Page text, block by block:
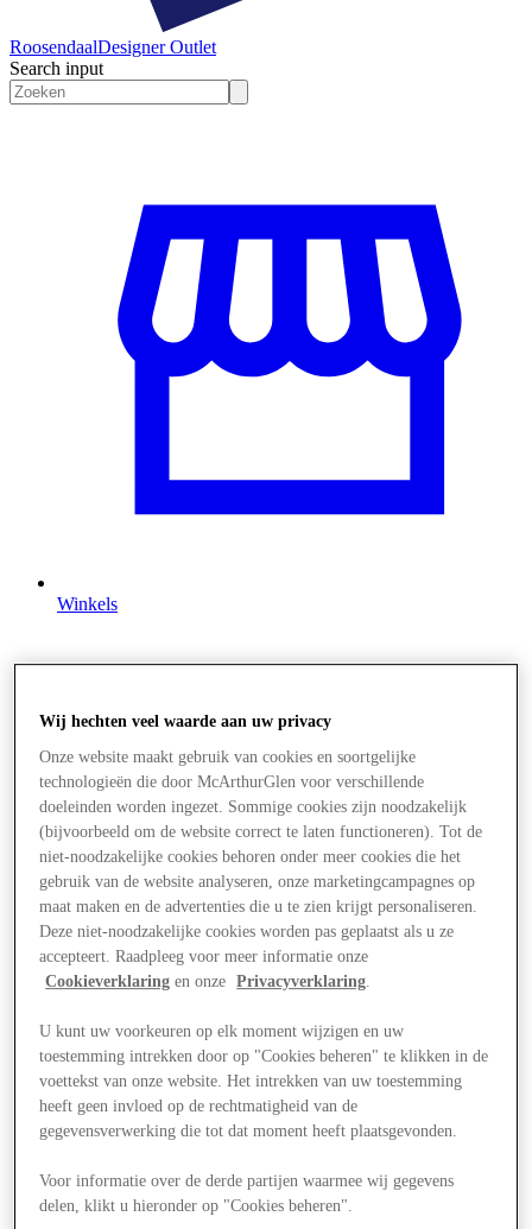
RoosendaalDesigner Outlet
Search input
Winkels
Aanbiedingen
Wij hechten veel waarde aan uw privacy
Onze website maakt gebruik van cookies en soortgelijke
technologieën die door McArthurGlen voor verschillende
doeleinden worden ingezet. Sommige cookies zijn noodzakelijk
(bijvoorbeeld om de website correct te laten functioneren). Tot de
niet-noodzakelijke cookies behoren onder meer cookies die het
gebruik van de website analyseren, onze marketingcampagnes op
maat maken en de advertenties die u te zien krijgt personaliseren.
Deze niet-noodzakelijke cookies worden pas geplaatst als u ze
accepteert. Raadpleeg voor meer informatie onze
Cookieverklaring en onze Privacyverklaring.
U kunt uw voorkeuren op elk moment wijzigen en uw
toestemming intrekken door op "Cookies beheren" te klikken in de
voettekst van onze website. Het intrekken van uw toestemming
heeft geen invloed op de rechtmatigheid van de
gegevensverwerking die tot dat moment heeft plaatsgevonden.
Voor informatie over de derde partijen waarmee wij gegevens
delen, klikt u hieronder op "Cookies beheren".